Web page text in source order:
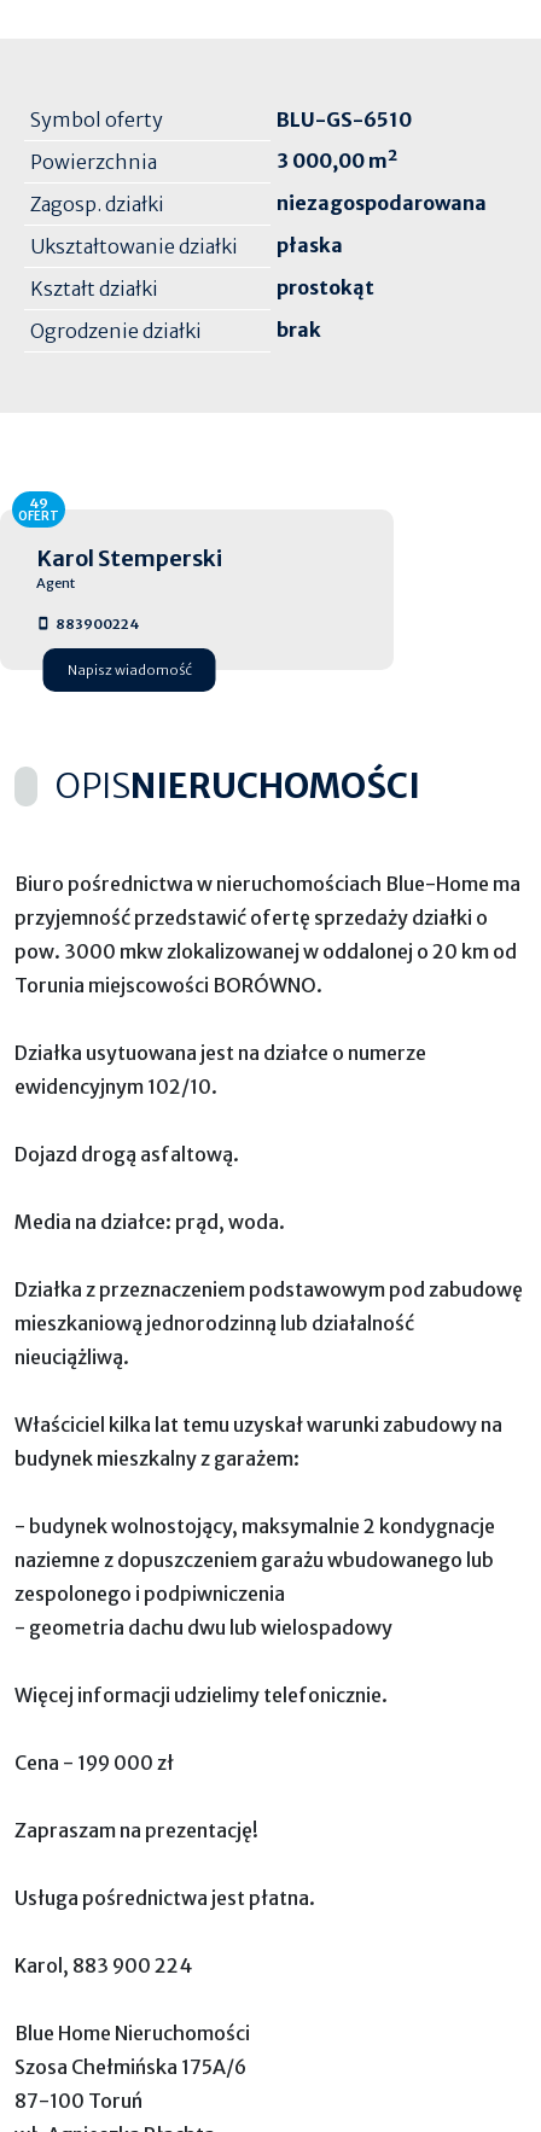
Symbol oferty
BLU-GS-6510
Powierzchnia
3 000,00 m²
Zagosp. działki
niezagospodarowana
Ukształtowanie działki
płaska
Kształt działki
prostokąt
Ogrodzenie działki
brak
Karol Stemperski
Agent
883900224
Napisz wiadomość
49
OFERT
OPISNIERUCHOMOŚCI
Biuro pośrednictwa w nieruchomościach Blue-Home ma
przyjemność przedstawić ofertę sprzedaży działki o
pow. 3000 mkw zlokalizowanej w oddalonej o 20 km od
Torunia miejscowości BORÓWNO.
Działka usytuowana jest na działce o numerze
ewidencyjnym 102/10.
Dojazd drogą asfaltową.
Media na działce: prąd, woda.
Działka z przeznaczeniem podstawowym pod zabudowę
mieszkaniową jednorodzinną lub działalność
nieuciążliwą.
Właściciel kilka lat temu uzyskał warunki zabudowy na
budynek mieszkalny z garażem:
- budynek wolnostojący, maksymalnie 2 kondygnacje
naziemne z dopuszczeniem garażu wbudowanego lub
zespolonego i podpiwniczenia
- geometria dachu dwu lub wielospadowy
Więcej informacji udzielimy telefonicznie.
Cena - 199 000 zł
Zapraszam na prezentację!
Usługa pośrednictwa jest płatna.
Karol, 883 900 224
Blue Home Nieruchomości
Szosa Chełmińska 175A/6
87-100 Toruń